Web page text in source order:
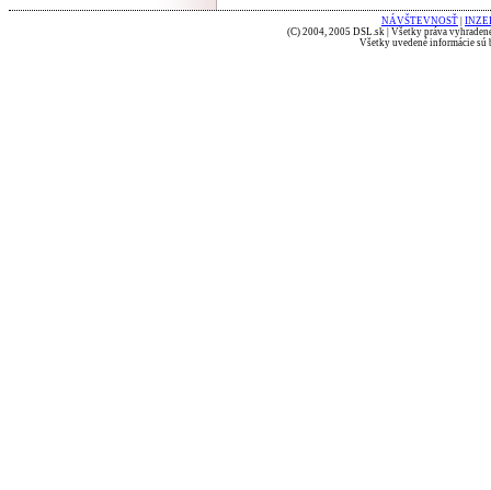
NÁVŠTEVNOSŤ
(C) 2004, 2005 DSL.sk | Všetky práva
Všetky uvedené informácie sú